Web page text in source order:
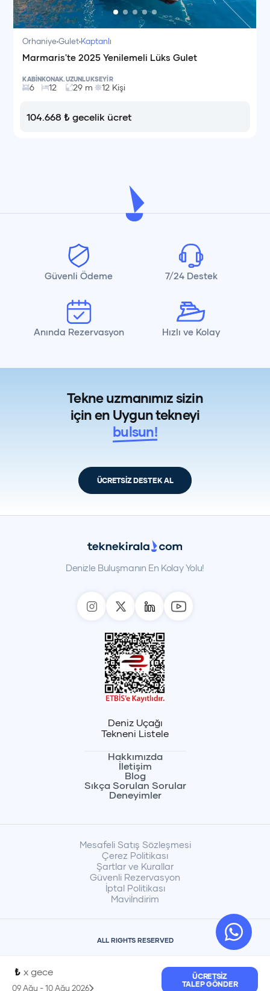
OrhaniyeGulet Kaptanlı
Marmaris'te 2025 Yenilemeli Lüks Gulet
KABİN
6
KONAK.
12
UZUNLUK
29 m
SEYİR
12 Kişi
104.668 ₺ gecelik ücret
₺ x gece
09 Ağu -10 Ağu 2026
ÜCRETSIZ
TALEP GÖNDER
Güvenli Ödeme 7/24 Destek
Anında Rezervasyon Hızlı ve Kolay
Tekne uzmanımız sizin
için en Uygun tekneyi
bulsun!
ÜCRETSİZ DESTEK AL
Denizle Buluşmanın En Kolay Yolu!
Deniz Uçağı
Tekneni Listele
Hakkımızda
İletişim
Blog
Sıkça Sorulan Sorular
Deneyimler
Mesafeli Satış Sözleşmesi
Çerez Politikası
Şartlar ve Kurallar
Güvenli Rezervasyon
İptal Politikası
Maviİndirim
ALL RIGHTS RESERVED